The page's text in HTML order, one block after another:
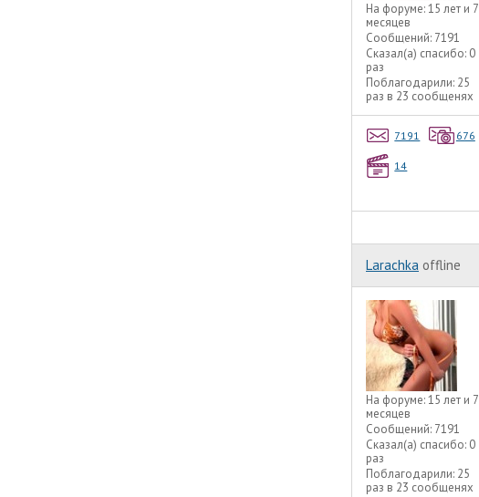
На форуме:15 лет и 7
месяцев
Сообщений: 7191
Сказал(а) спасибо: 0
раз
Поблагодарили: 25
раз в 23 сообщенях
7191 676
14
Larachka offline
На форуме:15 лет и 7
месяцев
Сообщений: 7191
Сказал(а) спасибо: 0
раз
Поблагодарили: 25
раз в 23 сообщенях